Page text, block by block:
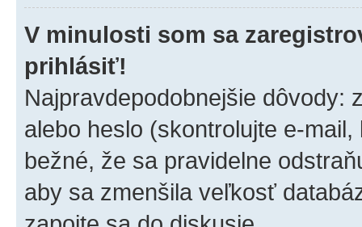
V minulosti som sa
prihlásiť!
Najpravdepodobnejšie dôvody:
alebo heslo (skontrolujte e-
bežné, že sa pravidelne
aby sa zmenšila veľkosť